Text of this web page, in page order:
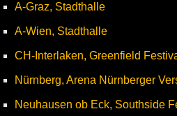
A-Graz, Stadthalle
A-Wien, Stadthalle
CH-Interlaken, Greenfield
Nürnberg, Arena Nürnberger
Neuhausen ob Eck, Southside